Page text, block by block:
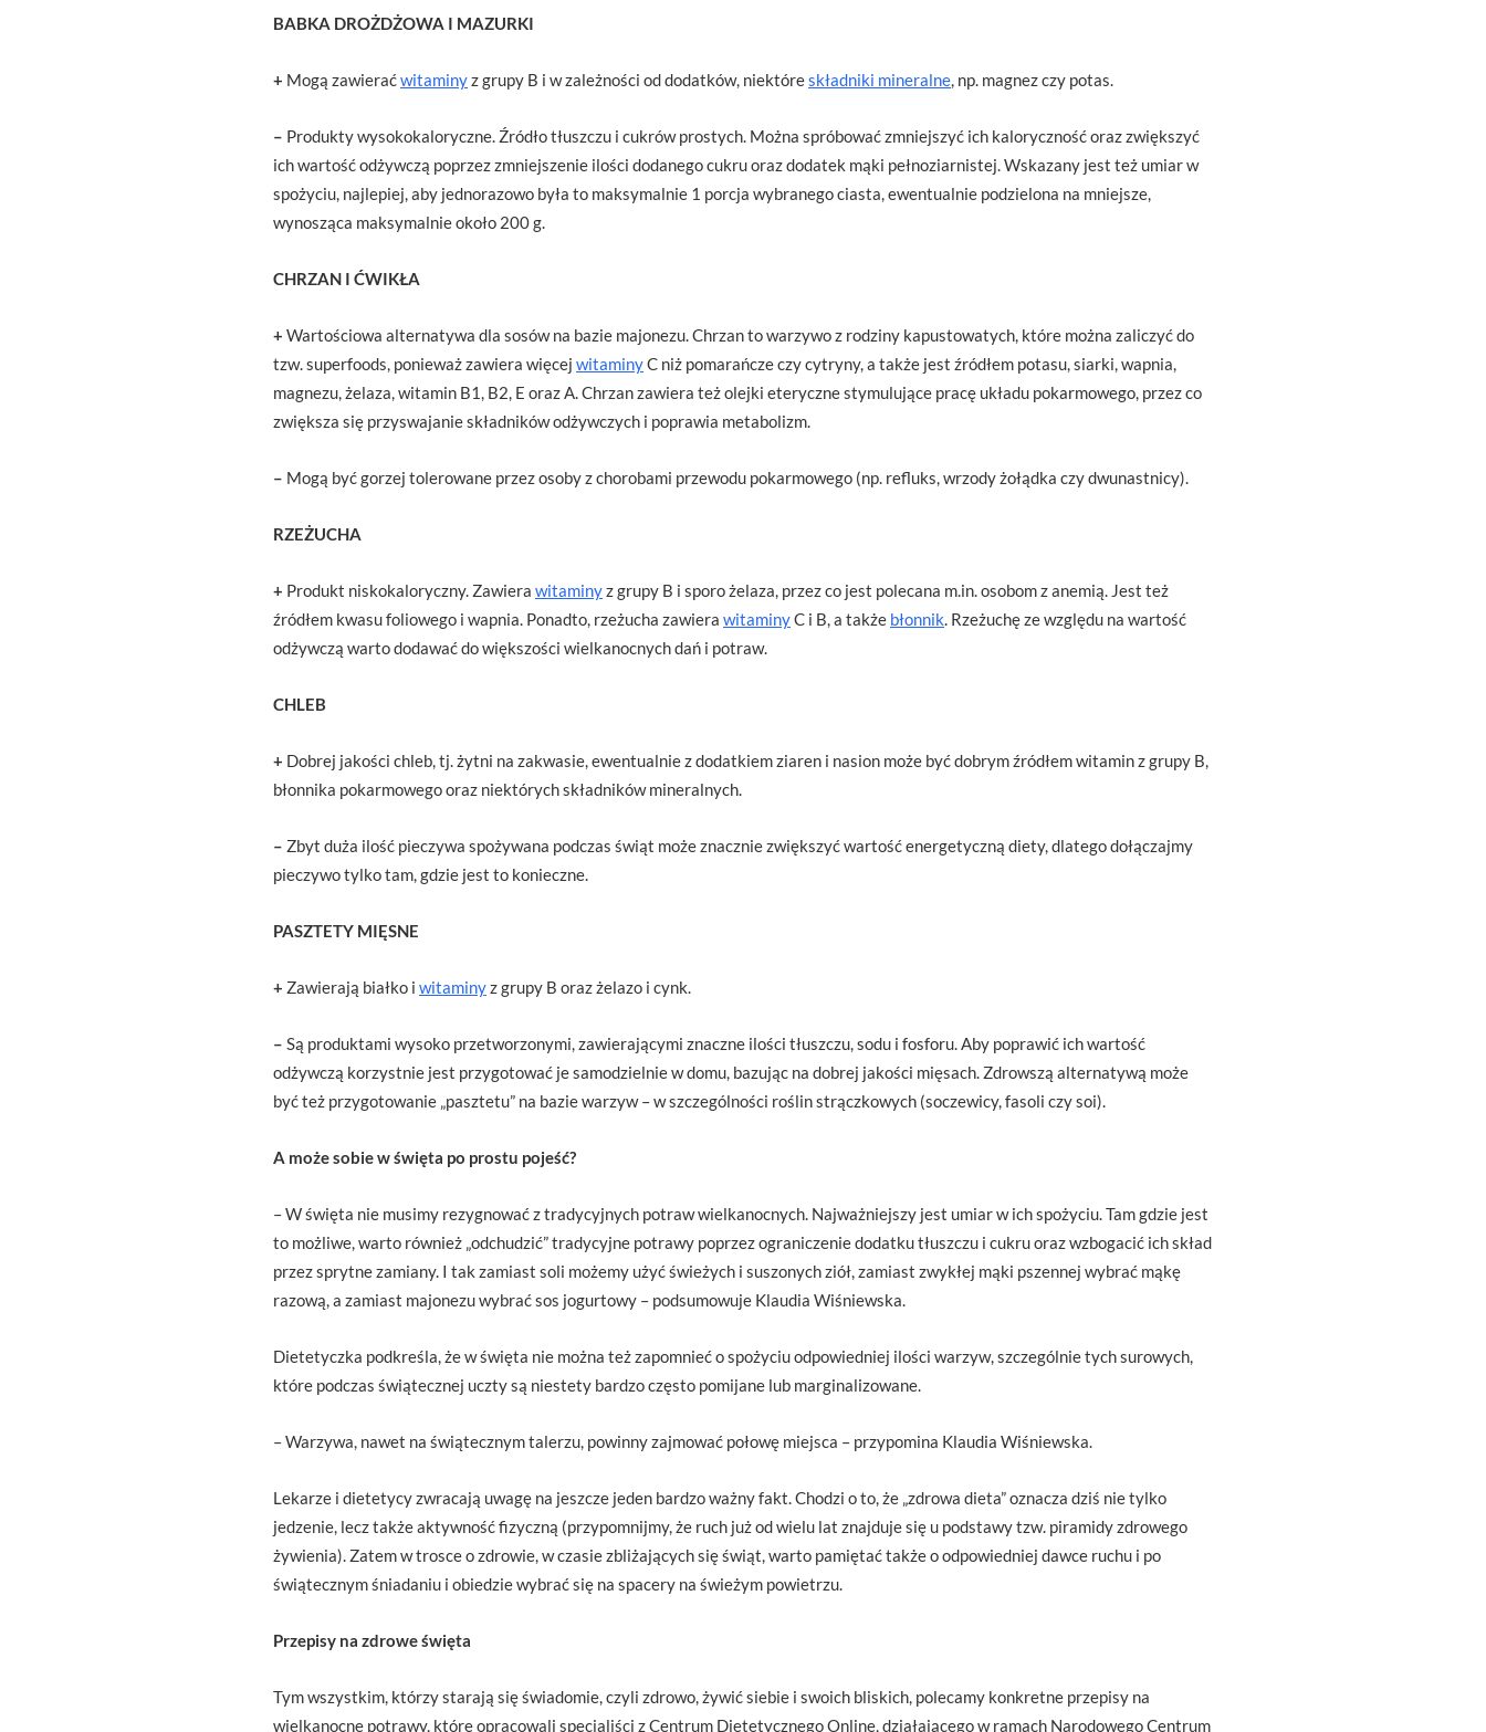
BABKA DROŻDŻOWA I MAZURKI
+ Mogą zawieraćwitaminyz grupy B i w zależności od dodatków, niektóreskładniki mineralne, np. magnez czy potas.
– Produkty wysokokaloryczne. Źródło tłuszczu i cukrów prostych. Można spróbować zmniejszyć ich kaloryczność oraz zwiększyć
ich wartość odżywczą poprzez zmniejszenie ilości dodanego cukru oraz dodatek mąki pełnoziarnistej. Wskazany jest też umiar w
spożyciu, najlepiej, aby jednorazowo była to maksymalnie 1 porcja wybranego ciasta, ewentualnie podzielona na mniejsze,
wynosząca maksymalnie około 200 g.
CHRZAN I ĆWIKŁA
+ Wartościowa alternatywa dla sosów na bazie majonezu. Chrzan to warzywo z rodziny kapustowatych, które można zaliczyć do
tzw. superfoods, ponieważ zawiera więcej witaminyC niż pomarańcze czy cytryny, a także jest źródłem potasu, siarki, wapnia,
magnezu, żelaza, witamin B1, B2, E oraz A. Chrzan zawiera też olejki eteryczne stymulujące pracę układu pokarmowego, przez co
zwiększa się przyswajanie składników odżywczych i poprawia metabolizm.
– Mogą być gorzej tolerowane przez osoby z chorobami przewodu pokarmowego (np. refluks, wrzody żołądka czy dwunastnicy).
RZEŻUCHA
+ Produkt niskokaloryczny. Zawiera witaminyz grupy B i sporo żelaza, przez co jest polecana m.in. osobom z anemią. Jest też
źródłem kwasu foliowego i wapnia. Ponadto, rzeżucha zawiera witaminyC i B, a także błonnik. Rzeżuchę ze względu na wartość
odżywczą warto dodawać do większości wielkanocnych dań i potraw.
CHLEB
+ Dobrej jakości chleb, tj. żytni na zakwasie, ewentualnie z dodatkiem ziaren i nasion może być dobrym źródłem witamin z grupy B,
błonnika pokarmowego oraz niektórych składników mineralnych.
– Zbyt duża ilość pieczywa spożywana podczas świąt może znacznie zwiększyć wartość energetyczną diety, dlatego dołączajmy
pieczywo tylko tam, gdzie jest to konieczne.
PASZTETY MIĘSNE
+ Zawierają białko i witaminyz grupy B oraz żelazo i cynk.
– Są produktami wysoko przetworzonymi, zawierającymi znaczne ilości tłuszczu, sodu i fosforu. Aby poprawić ich wartość
odżywczą korzystnie jest przygotować je samodzielnie w domu, bazując na dobrej jakości mięsach. Zdrowszą alternatywą może
być też przygotowanie „pasztetu” na bazie warzyw – w szczególności roślin strączkowych (soczewicy, fasoli czy soi).
A może sobie w święta po prostu pojeść?
– W święta nie musimy rezygnować z tradycyjnych potraw wielkanocnych. Najważniejszy jest umiar w ich spożyciu. Tam gdzie jest
to możliwe, warto również „odchudzić” tradycyjne potrawy poprzez ograniczenie dodatku tłuszczu i cukru oraz wzbogacić ich skład
przez sprytne zamiany. I tak zamiast soli możemy użyć świeżych i suszonych ziół, zamiast zwykłej mąki pszennej wybrać mąkę
razową, a zamiast majonezu wybrać sos jogurtowy – podsumowuje Klaudia Wiśniewska.
Dietetyczka podkreśla, że w święta nie można też zapomnieć o spożyciu odpowiedniej ilości warzyw, szczególnie tych surowych,
które podczas świątecznej uczty są niestety bardzo często pomijane lub marginalizowane.
– Warzywa, nawet na świątecznym talerzu, powinny zajmować połowę miejsca – przypomina Klaudia Wiśniewska.
Lekarze i dietetycy zwracają uwagę na jeszcze jeden bardzo ważny fakt. Chodzi o to, że „zdrowa dieta” oznacza dziś nie tylko
jedzenie, lecz także aktywność fizyczną (przypomnijmy, że ruch już od wielu lat znajduje się u podstawy tzw. piramidy zdrowego
żywienia). Zatem w trosce o zdrowie, w czasie zbliżających się świąt, warto pamiętać także o odpowiedniej dawce ruchu i po
świątecznym śniadaniu i obiedzie wybrać się na spacery na świeżym powietrzu.
Przepisy na zdrowe święta
Tym wszystkim, którzy starają się świadomie, czyli zdrowo, żywić siebie i swoich bliskich, polecamy konkretne przepisy na
wielkanocne potrawy, które opracowali specjaliści z Centrum Dietetycznego Online, działającego w ramach Narodowego Centrum